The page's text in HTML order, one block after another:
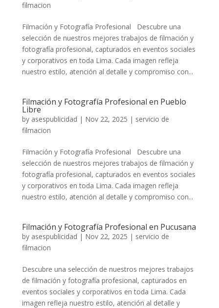
filmacion
Filmación y Fotografía Profesional Descubre una
selección de nuestros mejores trabajos de filmación y
fotografía profesional, capturados en eventos sociales
y corporativos en toda Lima. Cada imagen refleja
nuestro estilo, atención al detalle y compromiso con...
Filmación y Fotografía Profesional en Pueblo
Libre
by asespublicidad | Nov 22, 2025 | servicio de
filmacion
Filmación y Fotografía Profesional Descubre una
selección de nuestros mejores trabajos de filmación y
fotografía profesional, capturados en eventos sociales
y corporativos en toda Lima. Cada imagen refleja
nuestro estilo, atención al detalle y compromiso con...
Filmación y Fotografía Profesional en Pucusana
by asespublicidad | Nov 22, 2025 | servicio de
filmacion
Descubre una selección de nuestros mejores trabajos
de filmación y fotografía profesional, capturados en
eventos sociales y corporativos en toda Lima. Cada
imagen refleja nuestro estilo, atención al detalle y